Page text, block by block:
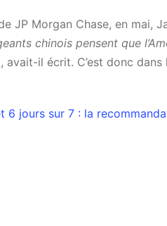
JP Morgan Chase, en mai,
chinois pensent que
avait-il écrit. C’est donc
6 jours sur 7 : la